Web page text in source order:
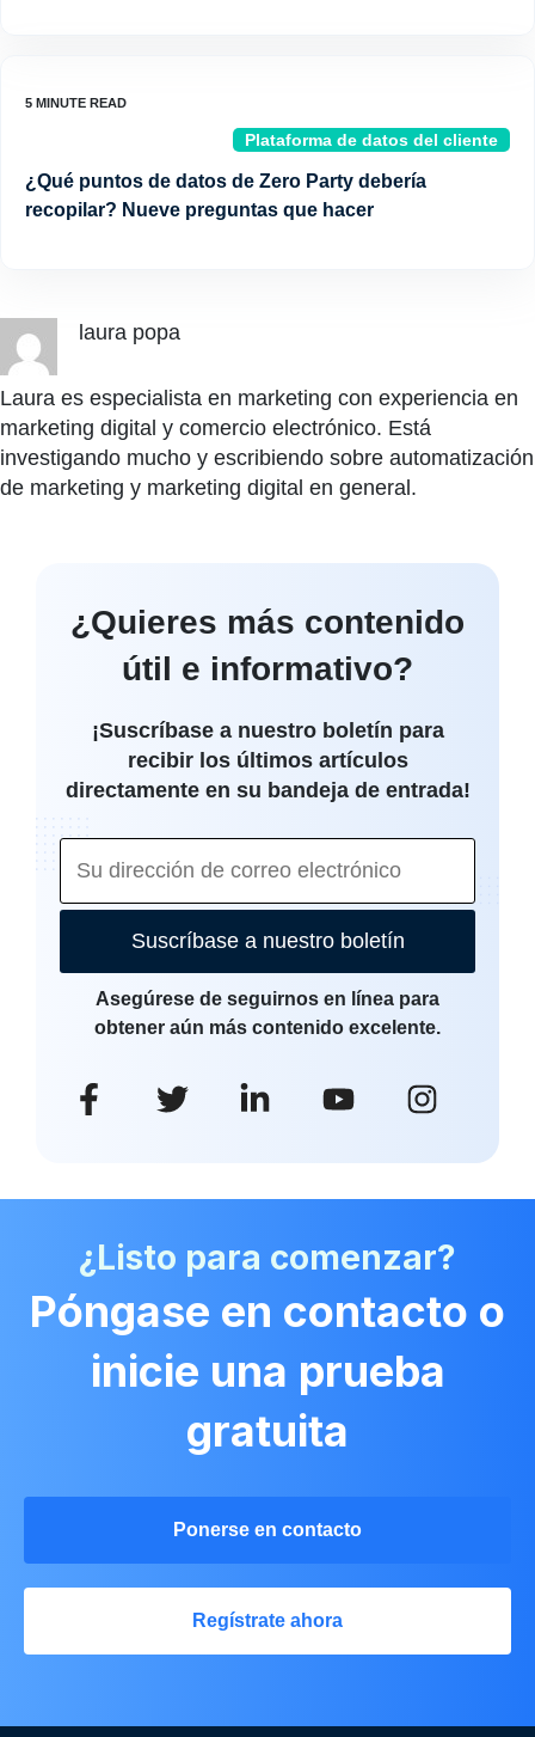
Plataforma de datos del cliente
¿Qué puntos de datos de Zero Party debería
recopilar? Nueve preguntas que hacer
laura popa
Laura es especialista en marketing con experiencia en
marketing digital y comercio electrónico. Está
investigando mucho y escribiendo sobre automatización
de marketing y marketing digital en general.
¿Quieres más contenido
útil e informativo?
¡Suscríbase a nuestro boletín para
recibir los últimos artículos
directamente en su bandeja de entrada!
Suscríbase a nuestro boletín
Asegúrese de seguirnos en línea para
obtener aún más contenido excelente.
¿Listo para comenzar?
Póngase en contacto o
inicie una prueba
gratuita
Ponerse en contacto
Regístrate ahora